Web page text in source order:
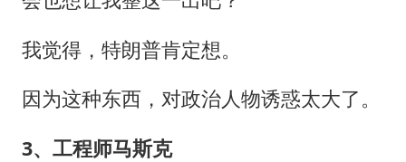
我觉得，特朗普肯定想。
因为这种东西，对政治人物诱惑太大了。
3、工程师马斯克